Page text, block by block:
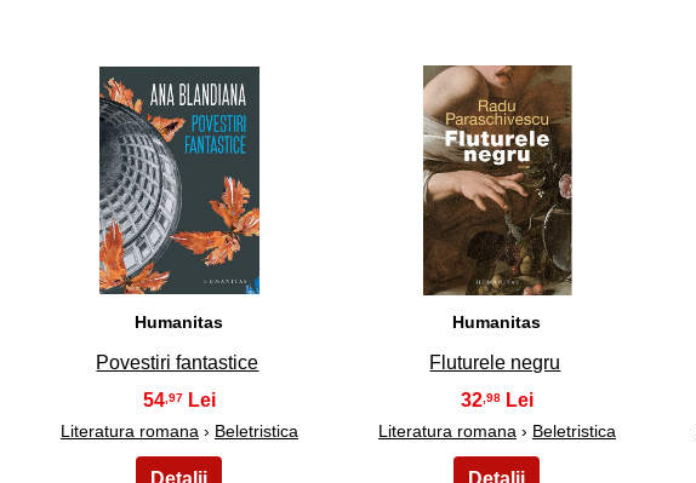
21
Humanitas
Povestiri fantastice
54 ,97
Literatura romana › Beletristica
22
Humanitas
Fluturele negru
32 ,98
Literatura romana › Beletristica